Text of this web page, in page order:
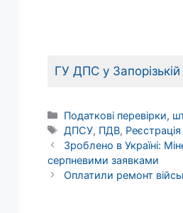
ГУ ДПС у Запорізькій
Категорії
Податкові перевірки,
Позначки
ДПСУ, ПДВ, Реєстрація
Зроблено в Україні:
серпневими заявками
Оплатили ремонт